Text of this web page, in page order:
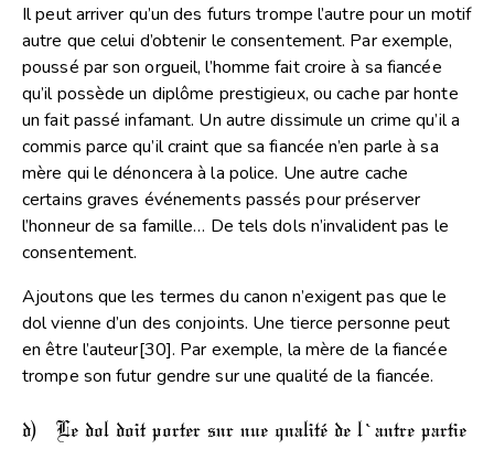
Il peut arriver qu’un des futurs trompe l’autre pour un motif
autre que celui d’obtenir le consentement. Par exemple,
poussé par son orgueil, l’homme fait croire à sa fiancée
qu’il possède un diplôme prestigieux, ou cache par honte
un fait passé infamant. Un autre dissimule un crime qu’il a
commis parce qu’il craint que sa fiancée n’en parle à sa
mère qui le dénoncera à la police. Une autre cache
certains graves événements passés pour préserver
l’honneur de sa famille… De tels dols n’invalident pas le
consentement.
Ajoutons que les termes du canon n’exigent pas que le
dol vienne d’un des conjoints. Une tierce personne peut
en être l’auteur[30]. Par exemple, la mère de la fiancée
trompe son futur gendre sur une qualité de la fiancée.
d) Le dol doit porter sur une qualité de l’autre partie